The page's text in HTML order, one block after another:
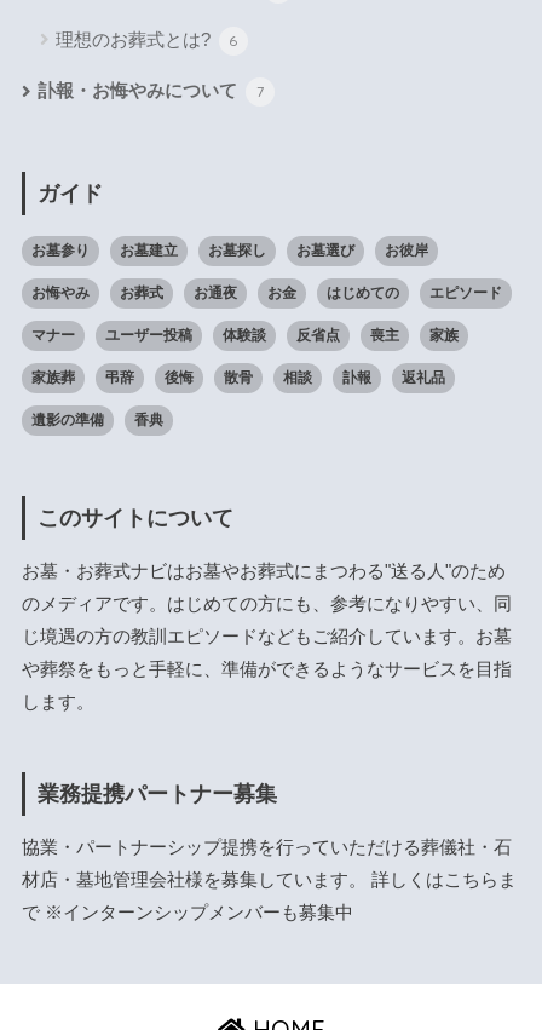
理想のお葬式とは? 6
訃報・お悔やみについて 7
ガイド
お墓参り お墓建立 お墓探し お墓選び お彼岸
お悔やみ お葬式 お通夜 お金 はじめての エピソード
マナー ユーザー投稿 体験談 反省点 喪主 家族
家族葬 弔辞 後悔 散骨 相談 訃報 返礼品
遺影の準備 香典
このサイトについて
お墓・お葬式ナビはお墓やお葬式にまつわる"送る人"のため
のメディアです。はじめての方にも、参考になりやすい、同
じ境遇の方の教訓エピソードなどもご紹介しています。お墓
や葬祭をもっと手軽に、準備ができるようなサービスを目指
します。
業務提携パートナー募集
協業・パートナーシップ提携を行っていただける葬儀社・石
材店・墓地管理会社様を募集しています。 詳しくはこちら ま
で ※インターンシップメンバーも募集中